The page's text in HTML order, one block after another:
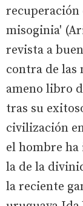
recuperación
misoginia'
revista a
contra de las
ameno libro
tras su
civilización
el hombre
la de la
la reciente